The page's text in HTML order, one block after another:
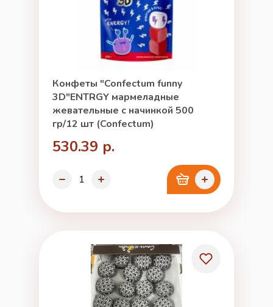
Конфеты "Confectum funny
3D"ENTRGY мармеладные
жевательные с начинкой 500
гр/12 шт (Confectum)
530.39 р.